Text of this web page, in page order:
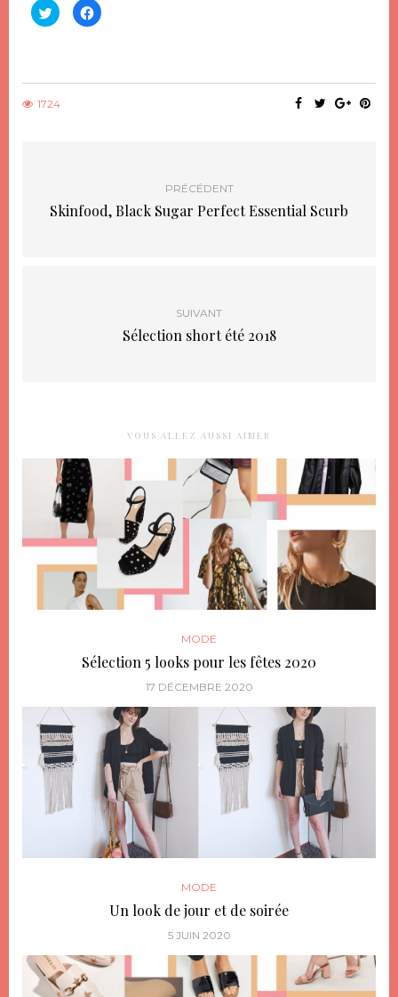
Cliquez
pour
partager
nouvelle
Cliquez
pour
nouvelle
1724
PRÉCÉDENT
Skinfood, Black Sugar Perfect Essential Scurb
SUIVANT
Sélection short été 2018
VOUS ALLEZ AUSSI AIMER
MODE
Sélection 5 looks pour les fêtes 2020
17 DÉCEMBRE 2020
MODE
Un look de jour et de soirée
5 JUIN 2020